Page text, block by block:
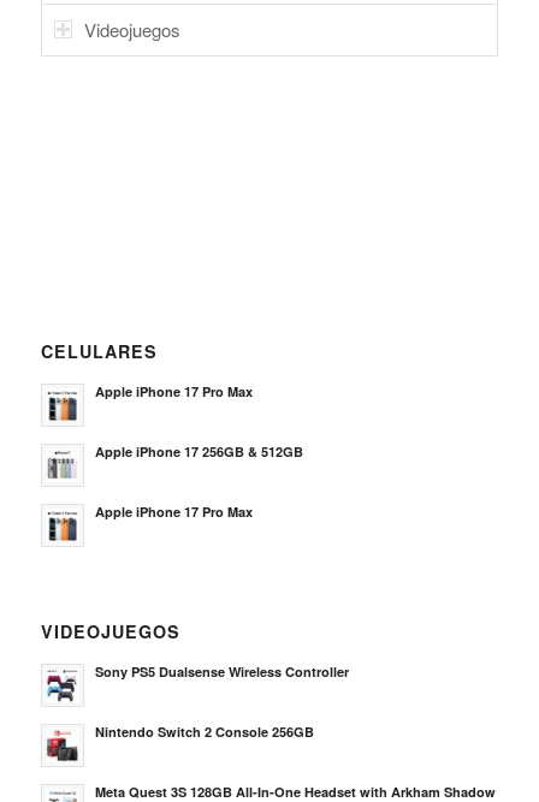
Videojuegos
CELULARES
Apple iPhone 17 Pro Max
Apple iPhone 17 256GB & 512GB
Apple iPhone 17 Pro Max
VIDEOJUEGOS
Sony PS5 Dualsense Wireless Controller
Nintendo Switch 2 Console 256GB
Meta Quest 3S 128GB All-In-One Headset with Arkham Shadow